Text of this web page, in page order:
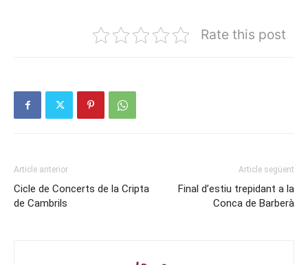
Rate this post
Article anterior
Cicle de Concerts de la Cripta
de Cambrils
Article següent
Final d’estiu trepidant a la
Conca de Barberà